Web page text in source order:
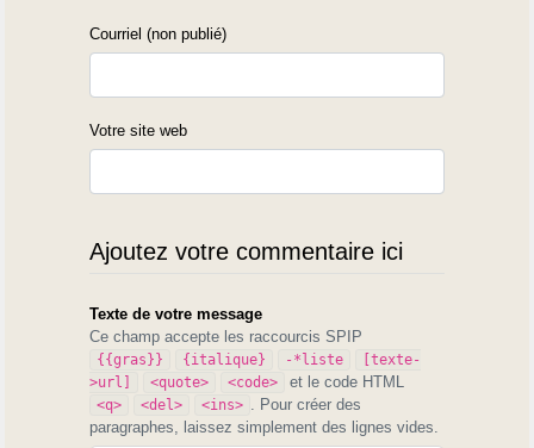
Courriel (non publié)
Votre site web
Ajoutez votre commentaire ici
Texte de votre message
Ce champ accepte les raccourcis SPIP
{{gras}} {italique} -*liste
[texte-
>url]
<quote> <code> et le code HTML
<q> <del> <ins>
. Pour créer des
paragraphes, laissez simplement des lignes vides.